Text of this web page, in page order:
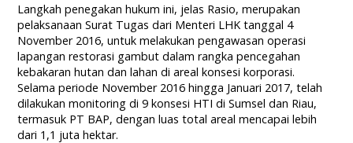
Langkah penegakan hukum ini, jelas Rasio, merupakan
pelaksanaan Surat Tugas dari Menteri LHK tanggal 4
November 2016, untuk melakukan pengawasan operasi
lapangan restorasi gambut dalam rangka pencegahan
kebakaran hutan dan lahan di areal konsesi korporasi.
Selama periode November 2016 hingga Januari 2017, telah
dilakukan monitoring di 9 konsesi HTI di Sumsel dan Riau,
termasuk PT BAP, dengan luas total areal mencapai lebih
dari 1,1 juta hektar.